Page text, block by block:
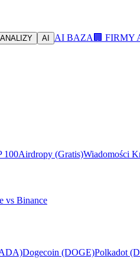
ANALIZY AI AI BAZA 🏢 FIRMY
100Airdropy (Gratis)Wiadomości
vs Binance
Dogecoin (DOGE)Polkadot